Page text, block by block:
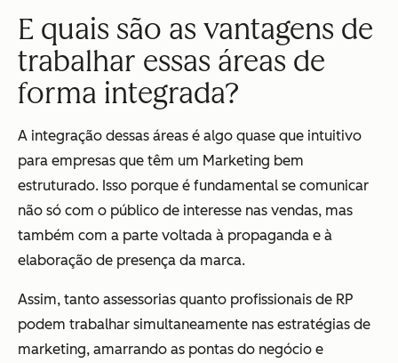
E quais são as vantagens de
trabalhar essas áreas de
forma integrada?
A integração dessas áreas é algo quase que intuitivo
para empresas que têm um Marketing bem
estruturado. Isso porque é fundamental se comunicar
não só com o público de interesse nas vendas, mas
também com a parte voltada à propaganda e à
elaboração de presença da marca.
Assim, tanto assessorias quanto profissionais de RP
podem trabalhar simultaneamente nas estratégias de
marketing, amarrando as pontas do negócio e